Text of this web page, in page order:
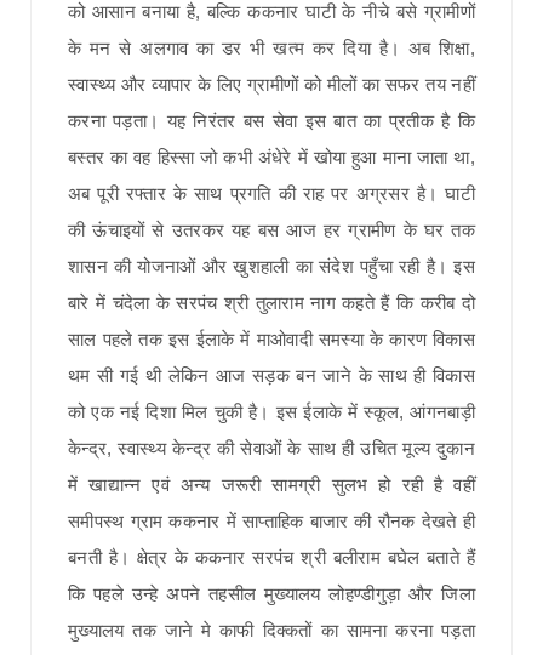
को आसान बनाया है, बल्कि ककनार घाटी के नीचे बसे ग्रामीणों
के मन से अलगाव का डर भी खत्म कर दिया है। अब शिक्षा,
स्वास्थ्य और व्यापार के लिए ग्रामीणों को मीलों का सफर तय नहीं
करना पड़ता। यह निरंतर बस सेवा इस बात का प्रतीक है कि
बस्तर का वह हिस्सा जो कभी अंधेरे में खोया हुआ माना जाता था,
अब पूरी रफ्तार के साथ प्रगति की राह पर अग्रसर है। घाटी
की ऊंचाइयों से उतरकर यह बस आज हर ग्रामीण के घर तक
शासन की योजनाओं और खुशहाली का संदेश पहुँचा रही है। इस
बारे में चंदेला के सरपंच श्री तुलाराम नाग कहते हैं कि करीब दो
साल पहले तक इस ईलाके में माओवादी समस्या के कारण विकास
थम सी गई थी लेकिन आज सड़क बन जाने के साथ ही विकास
को एक नई दिशा मिल चुकी है। इस ईलाके में स्कूल, आंगनबाड़ी
केन्द्र, स्वास्थ्य केन्द्र की सेवाओं के साथ ही उचित मूल्य दुकान
में खाद्यान्न एवं अन्य जरूरी सामग्री सुलभ हो रही है वहीं
समीपस्थ ग्राम ककनार में साप्ताहिक बाजार की रौनक देखते ही
बनती है। क्षेत्र के ककनार सरपंच श्री बलीराम बघेल बताते हैं
कि पहले उन्हे अपने तहसील मुख्यालय लोहण्डीगुड़ा और जिला
मुख्यालय तक जाने मे काफी दिक्कतों का सामना करना पड़ता